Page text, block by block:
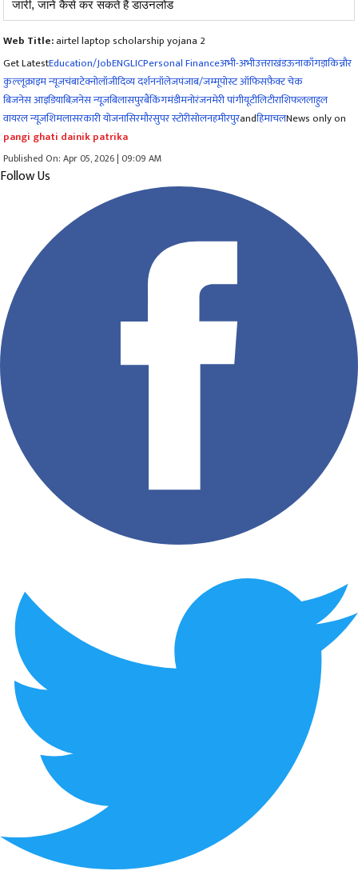
जारी, जानें कैसे कर सकते हैं डाउनलोड
Web Title:airtel laptop scholarship yojana 2
Get LatestEducation/JobENGLICPersonal Financeअभी-अभीउत्तराखंडऊनाकाँगड़ाकिन्नौर
कुल्लूक्राइम न्यूजचंबाटेक्नोलॉजीदिव्य दर्शननॉलेजपंजाब/जम्मूपोस्ट ऑफिसफ़ैक्ट चेक
बिजनेस आइडियाबिज़नेस न्यूज़बिलासपुरबैंकिंगमंडीमनोरंजनमेरी पांगीयूटीलिटीराशिफललाहुल
वायरल न्यूज़शिमलासरकारी योजनासिरमौरसुपर स्टोरीसोलनहमीरपुरandहिमाचलNews only on
pangi ghati dainik patrika
Published On: Apr 05, 2026 | 09:09 AM
Follow Us